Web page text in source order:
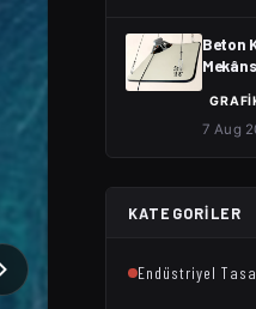
Beton
7 Aug
KATEGORILER
Endüstriyel